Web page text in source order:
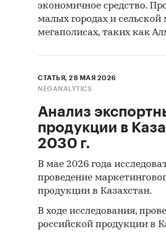
экономичное средство.
малых городах и сельской
мегаполисах, таких как
СТАТЬЯ, 28 МАЯ 2026
NEOANALYTICS
Анализ
продукции в
2030 г.
В мае 2026 года
проведение
продукции в Казахстан.
В ходе исследования,
российской продукции в